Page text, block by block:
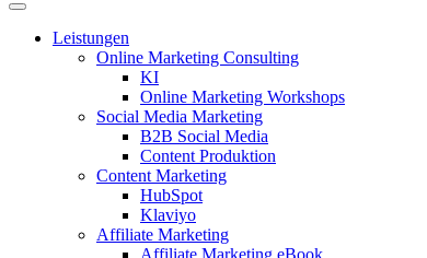
Leistungen
Online Marketing Consulting
KI
Online Marketing Workshops
Social Media Marketing
B2B Social Media
Content Produktion
Content Marketing
HubSpot
Klaviyo
Affiliate Marketing
Affiliate Marketing eBook